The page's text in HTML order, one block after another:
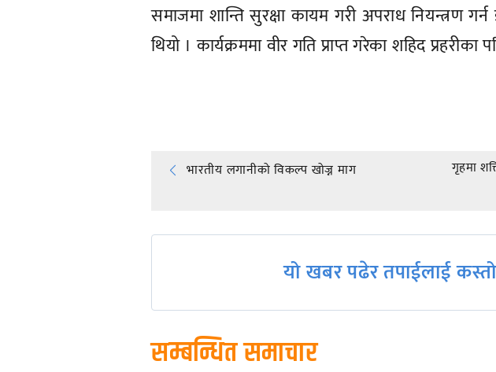
समाजमा शान्ति सुरक्षा कायम गरी अपराध नियन्त्रण गर्न
थियो । कार्यक्रममा वीर गति प्राप्त गरेका शहिद प्रहरीका
Post
navigation
भारतीय लगानीको विकल्प खोज्न माग
गृहमा
यो खबर पढेर तपाईलाई
सम्बन्धित समाचार